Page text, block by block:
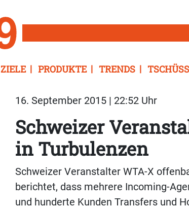
ZIELE PRODUKTE TRENDS TSCHÜSS
16. September 2015 | 22:52 Uhr
Schweizer
in Turbulenzen
Schweizer Veranstalter WTA-X
berichtet, dass mehrere Incoming-
und hunderte Kunden Transfers und